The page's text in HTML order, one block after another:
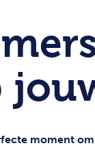
moment